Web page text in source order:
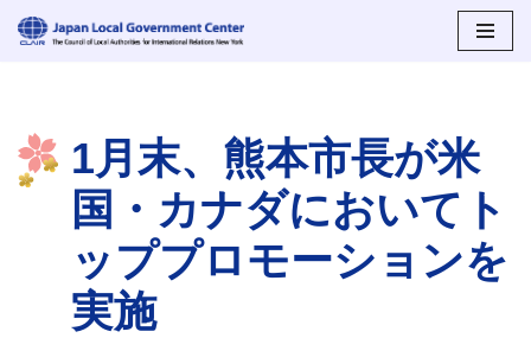
ン
ツ
1月末、熊本市長が米
国・カナダにおいてト
ッププロモーションを
実施